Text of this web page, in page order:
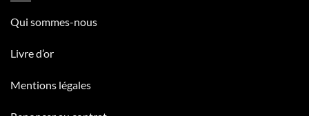
Qui sommes-nous
Livre d’or
Mentions légales